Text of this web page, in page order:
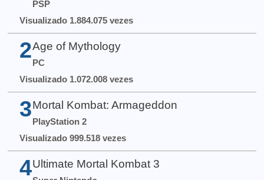
PSP
Visualizado 1.884.075 vezes
2 Age of Mythology
PC
Visualizado 1.072.008 vezes
3 Mortal Kombat: Armageddon
PlayStation 2
Visualizado 999.518 vezes
4 Ultimate Mortal Kombat 3